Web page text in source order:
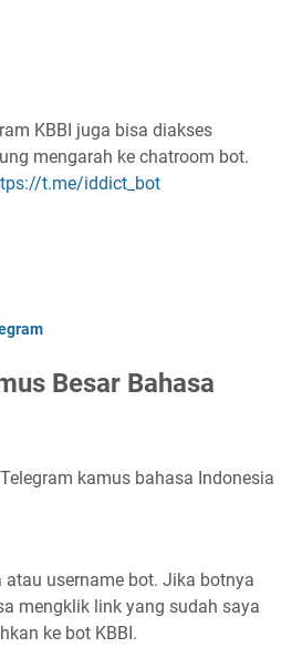
KBBI juga bisa diakses
mengarah ke chatroom bot.
t.me/iddict_bot
Besar Bahasa
kamus bahasa Indonesia
username bot. Jika botnya
mengklik link yang sudah saya
ke bot KBBI.